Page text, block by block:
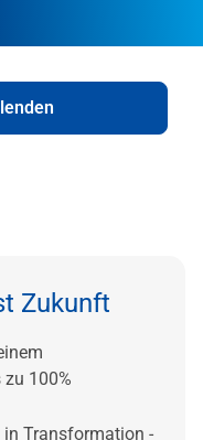
Zukunft
100%
Transformation -